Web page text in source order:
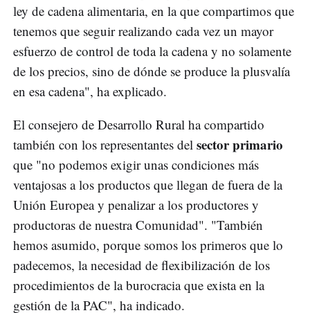
ley de cadena alimentaria, en la que compartimos que
tenemos que seguir realizando cada vez un mayor
esfuerzo de control de toda la cadena y no solamente
de los precios, sino de dónde se produce la plusvalía
en esa cadena", ha explicado.
El consejero de Desarrollo Rural ha compartido
también con los representantes del sector primario
que "no podemos exigir unas condiciones más
ventajosas a los productos que llegan de fuera de la
Unión Europea y penalizar a los productores y
productoras de nuestra Comunidad". "También
hemos asumido, porque somos los primeros que lo
padecemos, la necesidad de flexibilización de los
procedimientos de la burocracia que exista en la
gestión de la PAC", ha indicado.